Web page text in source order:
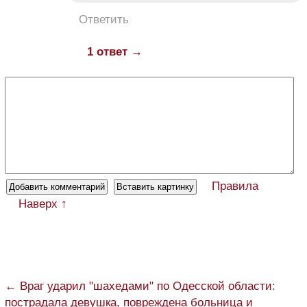
Ответить
1 ответ →
Правила
Наверх ↑
← Враг ударил "шахедами" по Одесской области:
пострадала девушка, повреждена больница и